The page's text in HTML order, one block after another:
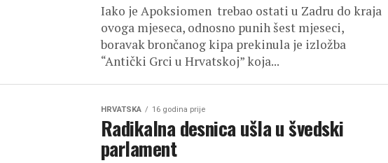
Iako je Apoksiomen trebao ostati u Zadru do kraja
ovoga mjeseca, odnosno punih šest mjeseci,
boravak brončanog kipa prekinula je izložba
“Antički Grci u Hrvatskoj” koja...
HRVATSKA 16 godina prije
Radikalna desnica ušla u švedski
parlament